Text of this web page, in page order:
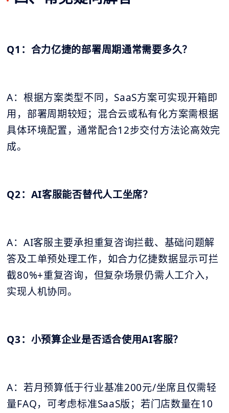
Q1：合力亿捷的部署周期通常需要多久？
A：根据方案类型不同，SaaS方案可实现开箱即
用，部署周期较短；混合云或私有化方案需根据
具体环境配置，通常配合12步交付方法论高效完
成。
Q2：AI客服能否替代人工坐席？
A：AI客服主要承担重复咨询拦截、基础问题解
答及工单预处理工作，如合力亿捷数据显示可拦
截80%+重复咨询，但复杂场景仍需人工介入，
实现人机协同。
Q3：小预算企业是否适合使用AI客服？
A：若月预算低于行业基准200元/坐席且仅需轻
量FAQ，可考虑标准SaaS版；若门店数量在10